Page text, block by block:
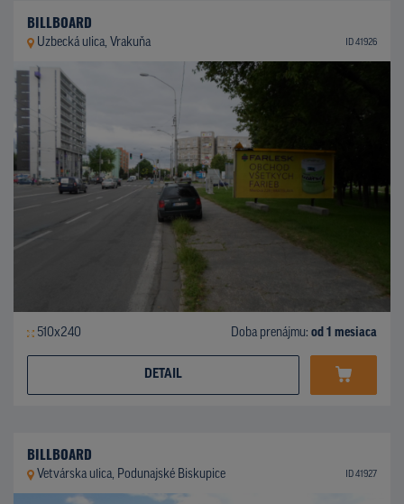
BILLBOARD
Uzbecká ulica, Vrakuňa ID 41926
510x240 Doba prenájmu: od 1 mesiaca
DETAIL
BILLBOARD
Vetvárska ulica, Podunajské Biskupice ID 41927